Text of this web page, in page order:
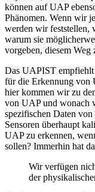
können auf UAP
Phänomen. Wenn wir
werden wir feststellen,
warum sie
vorgeben, diesem Weg
Das UAPIST empfiehlt
für die Erkennung von
hier kommen wir zu
von UAP und wonach
spezifischen Daten
Sensoren überhaupt
UAP zu erkennen,
sollen? Immerhin hat
Wir verfügen
der